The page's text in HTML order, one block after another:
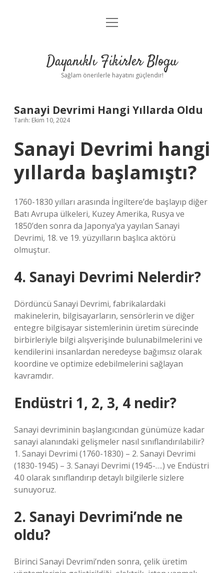
Anasayfa
Yasal Uyarı
menüyü
Dayanıklı Fikirler Blogu
Sağlam önerilerle hayatını güçlendir!
Sanayi Devrimi Hangi Yıllarda Oldu
Tarih: Ekim 10, 2024
Sanayi Devrimi hangi
yıllarda başlamıştı?
1760-1830 yılları arasında İngiltere’de başlayıp diğer
Batı Avrupa ülkeleri, Kuzey Amerika, Rusya ve
1850’den sonra da Japonya’ya yayılan Sanayi
Devrimi, 18. ve 19. yüzyılların başlıca aktörü
olmuştur.
4. Sanayi Devrimi Nelerdir?
Dördüncü Sanayi Devrimi, fabrikalardaki
makinelerin, bilgisayarların, sensörlerin ve diğer
entegre bilgisayar sistemlerinin üretim sürecinde
birbirleriyle bilgi alışverişinde bulunabilmelerini ve
kendilerini insanlardan neredeyse bağımsız olarak
koordine ve optimize edebilmelerini sağlayan
kavramdır.
Endüstri 1, 2, 3, 4 nedir?
Sanayi devriminin başlangıcından günümüze kadar
sanayi alanındaki gelişmeler nasıl sınıflandırılabilir?
1. Sanayi Devrimi (1760-1830) – 2. Sanayi Devrimi
(1830-1945) – 3. Sanayi Devrimi (1945-….) ve Endüstri
4.0 olarak sınıflandırıp detaylı bilgilerle sizlere
sunuyoruz.
2. Sanayi Devrimi’nde ne
oldu?
Birinci Sanayi Devrimi’nden sonra, çelik üretim